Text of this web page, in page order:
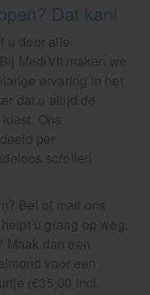
Dat kan!
u door alle
MediVit maken we
ervaring in het
dat u altijd de
Ons
per
scrollen
Bel of mail ons
u graag op weg.
Maak dan een
voor een
(€35,00 incl.